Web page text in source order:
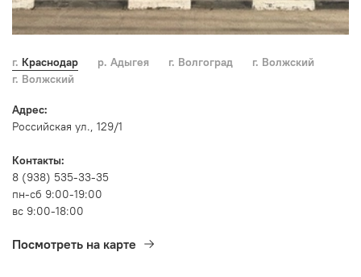
г. Краснодар р. Адыгея г. Волгоград
г. Волжский
г. Волжский
Адрес:
Российская ул., 129/1
Контакты:
8 (938) 535-33-35
пн-сб 9:00-19:00
вс 9:00-18:00
Посмотреть на карте